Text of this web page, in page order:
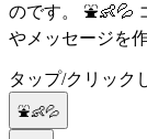
のです。 ⛲👶💦
やメッセージを
タップ/クリック
⛲👶💦